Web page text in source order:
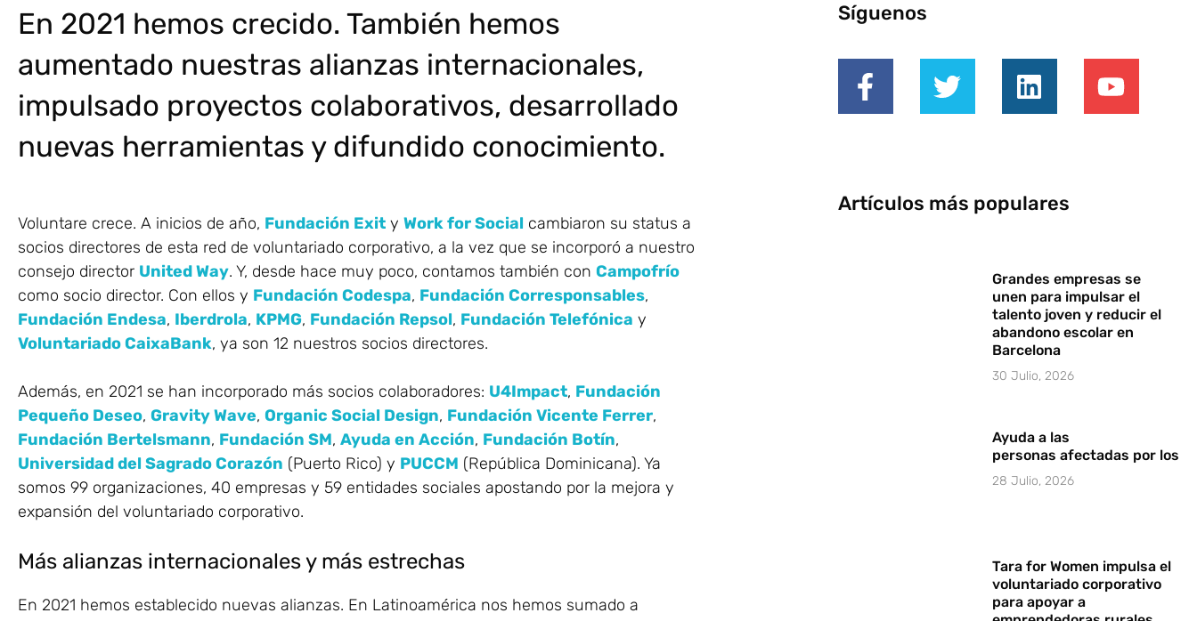
En 2021 hemos crecido. También hemos
aumentado nuestras alianzas internacionales,
impulsado proyectos colaborativos, desarrollado
nuevas herramientas y difundido conocimiento.
Voluntare crece. A inicios de año, Fundación Exit y Work for Social cambiaron su status a
socios directores de esta red de voluntariado corporativo, a la vez que se incorporó a nuestro
consejo director United Way. Y, desde hace muy poco, contamos también con Campofrío
como socio director. Con ellos y Fundación Codespa, Fundación Corresponsables,
Fundación Endesa, Iberdrola, KPMG, Fundación Repsol, Fundación Telefónica y
Voluntariado CaixaBank, ya son 12 nuestros socios directores.
Además, en 2021 se han incorporado más socios colaboradores: U4Impact, Fundación
Pequeño Deseo, Gravity Wave, Organic Social Design, Fundación Vicente Ferrer,
Fundación Bertelsmann, Fundación SM, Ayuda en Acción, Fundación Botín,
Universidad del Sagrado Corazón (Puerto Rico) y PUCCM (República Dominicana). Ya
somos 99 organizaciones, 40 empresas y 59 entidades sociales apostando por la mejora y
expansión del voluntariado corporativo.
Más alianzas internacionales y más estrechas
En 2021 hemos establecido nuevas alianzas. En Latinoamérica nos hemos sumado a
Síguenos
Artículos más populares
Grandes empresas se
unen para impulsar el
talento joven y reducir el
abandono escolar en
Barcelona
30 Julio, 2026
Ayuda a las
personas afectadas por los
28 Julio, 2026
Tara for Women impulsa el
voluntariado corporativo
para apoyar a